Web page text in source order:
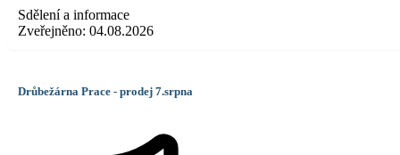
Sdělení a informace
Zveřejněno: 04.08.2026
Drůbežárna Prace - prodej 7.srpna